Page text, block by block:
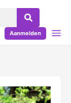
Aanmelden